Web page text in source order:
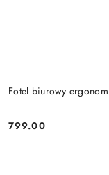
Fotel biurowy
Cena:
799.00